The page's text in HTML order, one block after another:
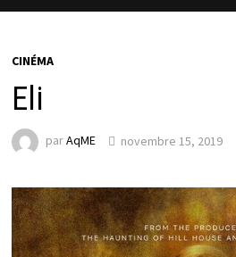
CINÉMA
Eli
parAqME novembre 15, 2019